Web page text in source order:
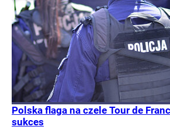
Polska flaga na czele Tour de
sukces